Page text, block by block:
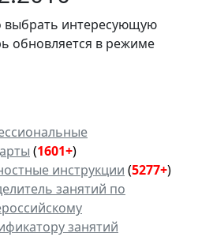
выбрать интересующую
обновляется в режиме
(1601+)
инструкции (5277+)
занятий по
занятий